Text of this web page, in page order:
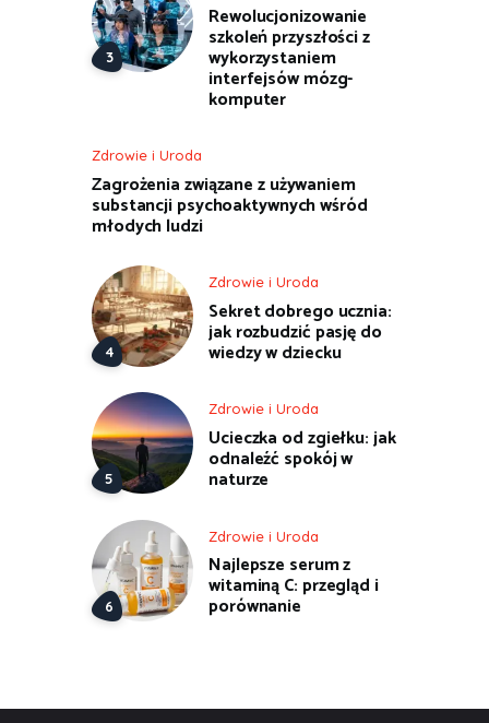
Rewolucjonizowanie
szkoleń przyszłości z
wykorzystaniem
interfejsów mózg-
komputer
Zdrowie i Uroda
Zagrożenia związane z używaniem
substancji psychoaktywnych wśród
młodych ludzi
Zdrowie i Uroda
Sekret dobrego ucznia:
jak rozbudzić pasję do
wiedzy w dziecku
Zdrowie i Uroda
Ucieczka od zgiełku: jak
odnaleźć spokój w
naturze
Zdrowie i Uroda
Najlepsze serum z
witaminą C: przegląd i
porównanie